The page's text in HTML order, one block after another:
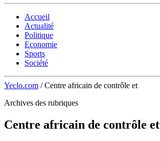
Accueil
Actualité
Politique
Economie
Sports
Société
Yeclo.com / Centre africain de contrôle et
Archives des rubriques
Centre africain de contrôle et